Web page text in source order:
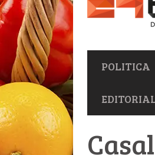
PRIMARIA
POLITICA